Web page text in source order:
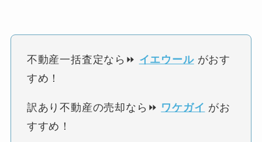
不動産一括査定なら⏩ イエウールがおす
すめ！
訳あり不動産の売却なら⏩ ワケガイ がお
すすめ！